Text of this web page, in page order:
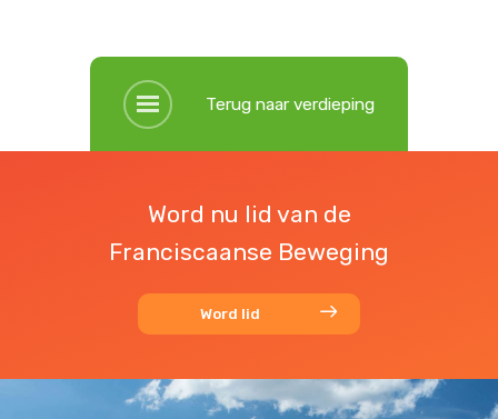
Terug naar verdieping
Word nu lid van de
Franciscaanse Beweging
Word lid